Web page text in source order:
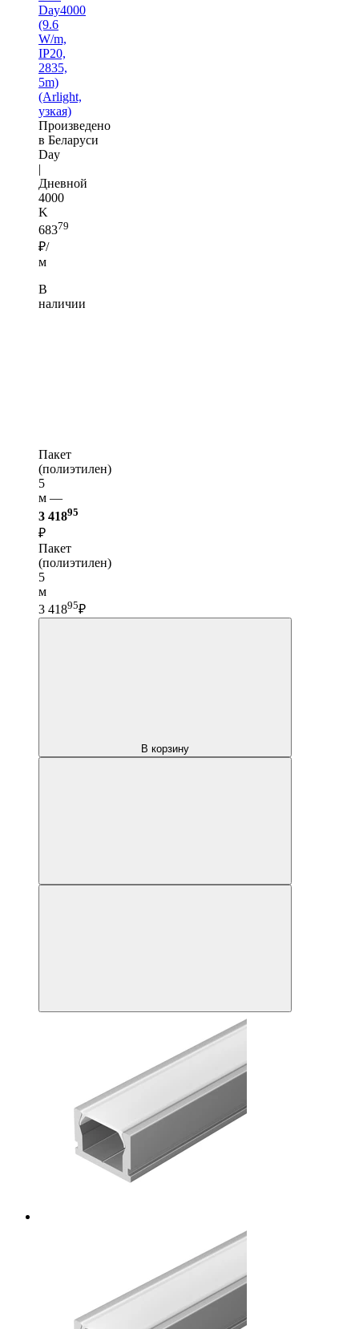
Day4000
(9.6
W/m,
IP20,
2835,
5m)
(Arlight,
узкая)
Произведено
в Беларуси
Day
|
Дневной
4000
K
68379
₽/
м
В
наличии
Пакет
(полиэтилен)
5
м —
3 41895
₽
Пакет
(полиэтилен)
5
м
3 41895₽
В корзину